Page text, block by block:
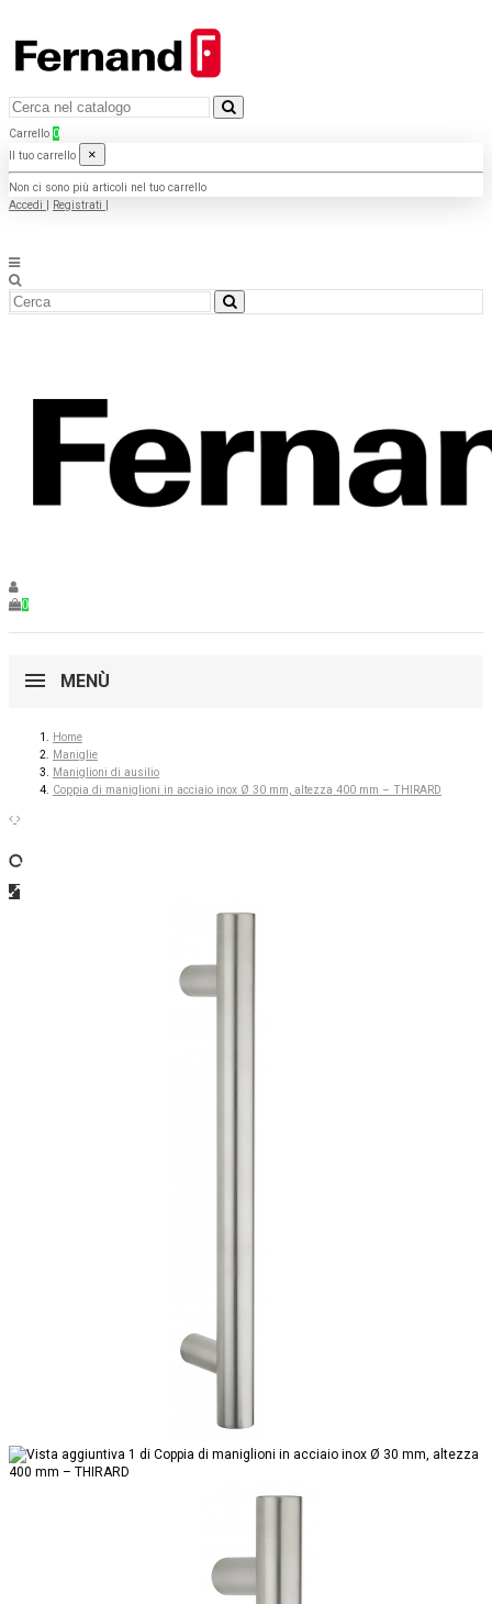
Carrello 0
Il tuo carrello
×
Non ci sono più articoli nel tuo carrello
Accedi
Registrati
0
MENÙ
Home
Maniglie
Maniglioni di ausilio
Coppia di maniglioni in acciaio inox Ø 30 mm, altezza 400 mm – THIRARD